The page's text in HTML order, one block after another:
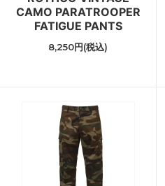
CAMO PARATROOPER
FATIGUE PANTS
8,250円(税込)